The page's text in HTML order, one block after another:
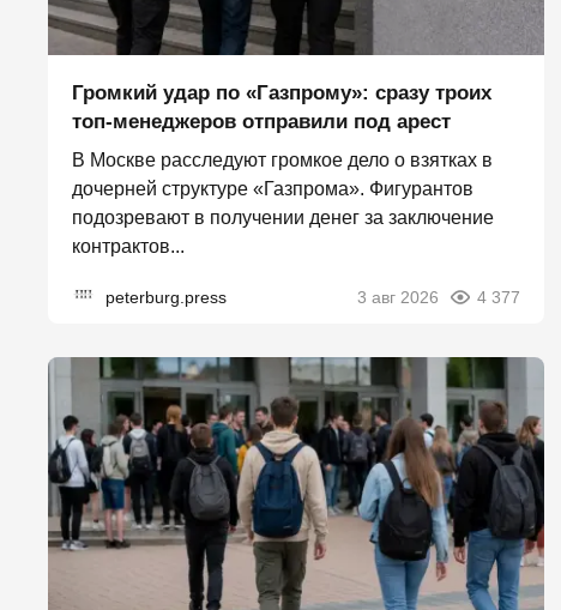
Громкий удар по «Газпрому»: сразу троих
топ-менеджеров отправили под арест
В Москве расследуют громкое дело о взятках в
дочерней структуре «Газпрома». Фигурантов
подозревают в получении денег за заключение
контрактов...
peterburg.press 3 авг 2026 4 377